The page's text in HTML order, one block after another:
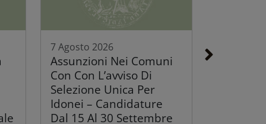
7 Agosto 2026
Assunzioni Nei Comuni
Con Con L’avviso Di
Selezione Unica Per
Idonei – Candidature
Dal 15 Al 30 Settembre